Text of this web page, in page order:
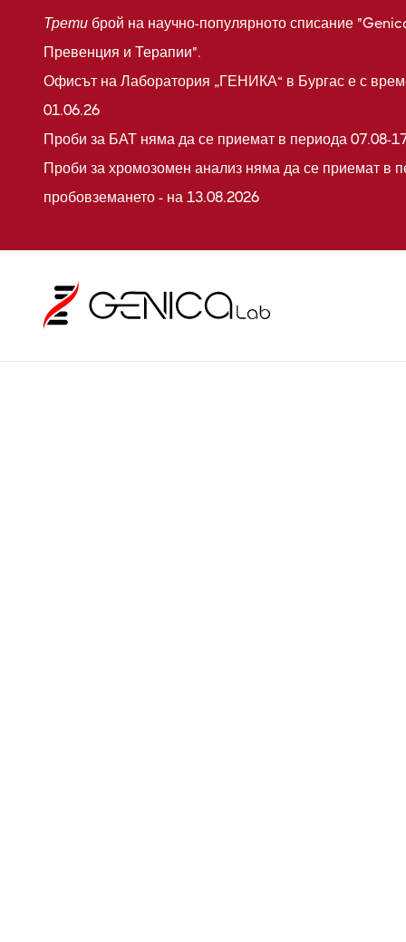
Трети брой на научно-популярното списание
Превенция и Терапии".
Офисът на Лаборатория „ГЕНИКА“ в Бургас е с
01.06.26
Проби за БАТ няма да се приемат в периода 07.08-
Проби за хромозомен анализ няма да се приемат в
пробовземането - на 13.08.2026